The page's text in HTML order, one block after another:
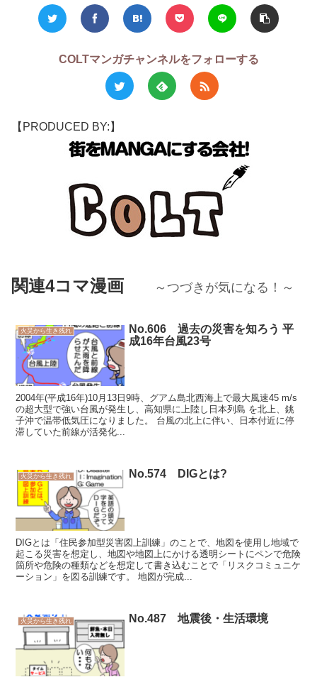
COLTマンガチャンネルをフォローする
【PRODUCED BY:】
関連4コマ漫画 ～つづきが気になる！～
火災から生き残れ
No.606 過去の災害を知ろう 平
成16年台風23号
2004年(平成16年)10月13日9時、グアム島北西海上で最大風速45 m/s
の超大型で強い台風が発生し、高知県に上陸し日本列島 を北上、銚
子沖で温帯低気圧になりました。 台風の北上に伴い、日本付近に停
滞していた前線が活発化...
火災から生き残れ No.574 DIGとは?
DIGとは「住民参加型災害図上訓練」のことで、地図を使用し地域で
起こる災害を想定し、地図や地図上にかける透明シートにペンで危険
箇所や危険の種類などを想定して書き込むことで「リスクコミュニケ
ーション」を図る訓練です。 地図が完成...
火災から生き残れ No.487 地震後・生活環境